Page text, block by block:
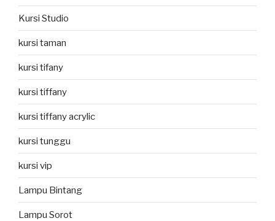
Kursi Studio
kursi taman
kursi tifany
kursi tiffany
kursi tiffany acrylic
kursi tunggu
kursi vip
Lampu Bintang
Lampu Sorot